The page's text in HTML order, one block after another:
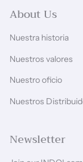
About Us
Nuestra historia
Nuestros valores
Nuestro oficio
Nuestros
Newsletter